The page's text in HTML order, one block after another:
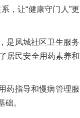
，让“健康守门人”更
是凤城社区卫生服务
居民安全用药素养和
药指导和慢病管理服
。